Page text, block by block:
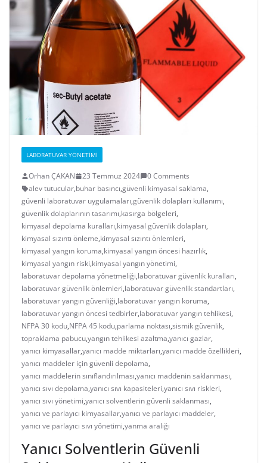
LABORATUVAR YÖNETIMI
Orhan ÇAKAN 23 Temmuz 2024
0 Comments
alev tutucular,buhar basıncı,güvenli kimyasal saklama,
güvenli laboratuvar uygulamaları,güvenlik dolapları kullanımı,
güvenlik dolaplarının tasarımı,kasırga bölgeleri,
kimyasal depolama kuralları,kimyasal güvenlik dolapları,
kimyasal sızıntı önleme,kimyasal sızıntı önlemleri,
kimyasal yangın koruma,kimyasal yangın öncesi hazırlık,
kimyasal yangın riski,kimyasal yangın yönetimi,
laboratuvar depolama yönetmeliği,laboratuvar güvenlik kuralları,
laboratuvar güvenlik önlemleri,laboratuvar güvenlik standartları,
laboratuvar yangın güvenliği,laboratuvar yangın koruma,
laboratuvar yangın öncesi tedbirler,laboratuvar yangın tehlikesi,
NFPA 30 kodu,NFPA 45 kodu,parlama noktası,sismik güvenlik,
topraklama pabucu,yangın tehlikesi azaltma,yanıcı gazlar,
yanıcı kimyasallar,yanıcı madde miktarları,yanıcı madde özellikleri,
yanıcı maddeler için güvenli depolama,
yanıcı maddelerin sınıflandırılması,yanıcı maddenin saklanması,
yanıcı sıvı depolama,yanıcı sıvı kapasiteleri,yanıcı sıvı riskleri,
yanıcı sıvı yönetimi,yanıcı solventlerin güvenli saklanması,
yanıcı ve parlayıcı kimyasallar,yanıcı ve parlayıcı maddeler,
yanıcı ve parlayıcı sıvı yönetimi,yanma aralığı
Yanıcı Solventlerin Güvenli